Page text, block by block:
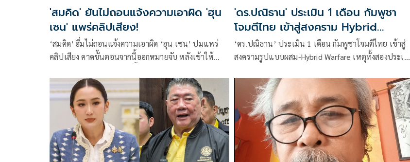
'สมคิด' ยันไม่ถอนแจ้งความเอาผิด 'ฮุน
เซน' แพร่คลิปเสียง!
‘สมคิด’ ฮึ่มไม่ถอนแจ้งความเอาผิด ‘ฮุน เซน’ ปมแพร่
คลิปเสียง คาดขั้นตอนจากนี้ออกหมายจับ หลังเข้าให้
'ดร.ปณิธาน' ประเมิน 1 เดือน กัมพูชา
โจมตีไทย เข้าสู่สงคราม Hybrid
Warfare - Proxy War
‘ดร.ปณิธาน’ ประเมิน 1 เดือน กัมพูชาโจมตีไทย เข้าสู่
สงครามรูปแบบผสม-Hybrid Warfare เหตุทั้งสองประเทศ
สหประชาชาติก็ประชุมฉุกเฉิน หลายประเทศเข้ามา
แทรกแซงหรือเกี่ยวข้อง กลายเป็น ‘สงครามตัวแทน’
หรือ Proxy War ไปแล้วโดยปริยาย